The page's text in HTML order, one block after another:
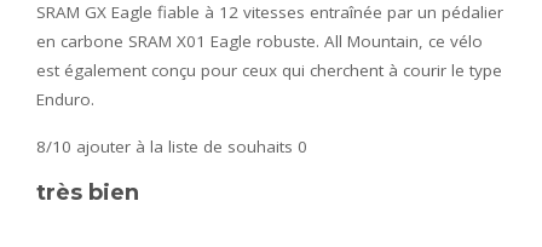
SRAM GX Eagle fiable à 12 vitesses entraînée par un pédalier
en carbone SRAM X01 Eagle robuste. All Mountain, ce vélo
est également conçu pour ceux qui cherchent à courir le type
Enduro.
8/10 ajouter à la liste de souhaits 0
très bien